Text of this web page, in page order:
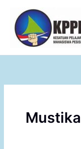
content